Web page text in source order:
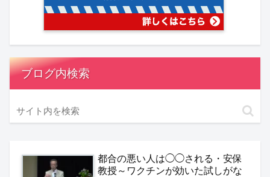
ブログ内検索
都合の悪い人は◯◯される・安保
教授～ワクチンが効いた試しがな